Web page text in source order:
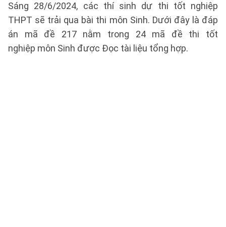
Sáng 28/6/2024, các thí sinh dự thi tốt nghiệp
THPT sẽ trải qua bài thi môn Sinh. Dưới đây là đáp
án mã đề 217 nằm trong 24 mã đề thi tốt
nghiệp môn Sinh được Đọc tài liệu tổng hợp.